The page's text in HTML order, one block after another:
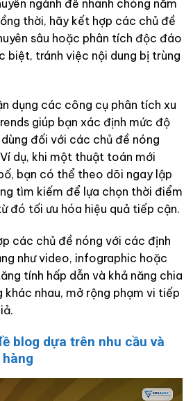
ngành để nhanh chóng nắm
thời, hãy kết hợp các chủ đề
sâu hoặc phân tích độc đáo
biệt, tránh việc nội dung bị trùng
dụng các công cụ phân tích xu
giúp bạn xác định mức độ
đối với các chủ đề nóng
dụ, khi một thuật toán mới
bạn có thể theo dõi ngay lập
tìm kiếm để lựa chọn thời điểm
đó tối ưu hóa hiệu quả tiếp cận.
các chủ đề nóng với các định
như video, infographic hoặc
tính hấp dẫn và khả năng chia
khác nhau, mở rộng phạm vi tiếp
blog dựa trên nhu cầu và